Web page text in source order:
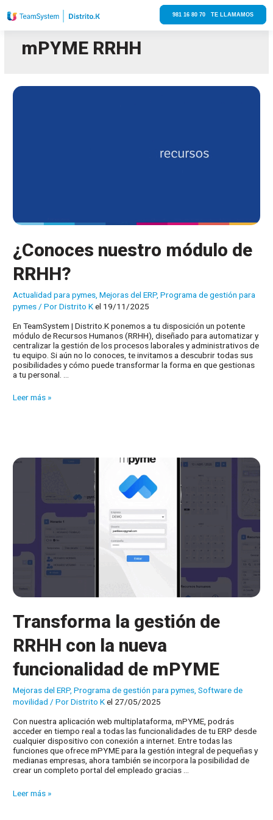
981 16 80 70 TE LLAMAMOS
mPYME RRHH
¿Conoces nuestro módulo de
RRHH?
Actualidad para pymes ,Mejoras del ERP,Programa de gestión para
pymes / PorDistrito Kel 19/11/2025
En TeamSystem | Distrito.K ponemos a tu disposición un potente
módulo de Recursos Humanos (RRHH), diseñado para automatizar y
centralizar la gestión de los procesos laborales y administrativos de
tu equipo. Si aún no lo conoces, te invitamos a descubrir todas sus
posibilidades y cómo puede transformar la forma en que gestionas
a tu personal. …
¿Conoces
Leer más »
Transforma la gestión de
RRHH con la nueva
funcionalidad de mPYME
Mejoras del ERP,Programa de gestión para pymes,Software de
movilidad / PorDistrito Kel 27/05/2025
Con nuestra aplicación web multiplataforma, mPYME, podrás
acceder en tiempo real a todas las funcionalidades de tu ERP desde
cualquier dispositivo con conexión a internet. Entre todas las
funciones que ofrece mPYME para la gestión integral de pequeñas y
medianas empresas, ahora también se incorpora la posibilidad de
crear un completo portal del empleado gracias …
Transforma
Leer más »